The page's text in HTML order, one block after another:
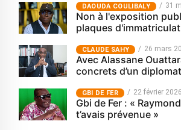
‎DAOUDA COULIBALY 31
Non à l'exposition
plaques
CLAUDE SAHY 26 mars
Avec Alassane
concrets d’un
GBI DE FER 22 février 2026
Gbi de Fer : «
t’avais prévenue »